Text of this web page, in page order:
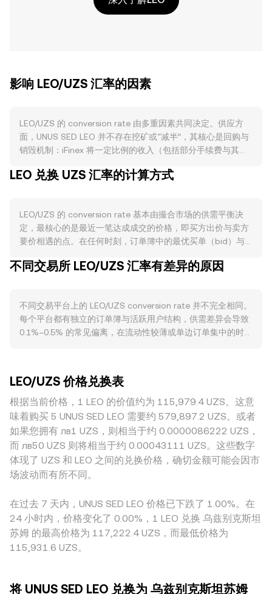
影响 LEO/UZS 汇率的因素
LEO/UZS 的 conversion rate 由多重因素共同决定。供应方
面，UNUS SED LEO 并不存在挖矿或“减半”，其核心是回购与
销毁机制：iFinex 将一定比例的收入（包括部分手续费与其他
时期减少流通量；此外，历史上与特定事件相关的回收资金也
可用流动性的分布。需求方面，LEO 的主要用途集中在
Bitfinex 生态，例如持币可获得交易手续费折扣、借贷和衍生
品费用优惠、以及平台内特定活动与服务权限，这些用例的活
品类活动增加时，LEO 的实用性被放大，可能提高持有与使用
计价基准，若当地政策收紧、利率上行或本地流动性趋紧，名
义上可能压低以 UZS 计价的加密资产；反之，风险偏好回升
或 UZS 走弱会在名义层面抬升 LEO/UZS 报价。监管事件也会
与法币出入金规则的调整，都可能迅速改变本地和全球投资者
对 LEO 的可获得性与需求。技术层面，虽然 LEO 的衍生品市
场相对有限，但若存在永续合约，其资金费率波动、期权到期
集中日、做市商与大型地址的链上转移与场内挂单变化，都会
在短期内放大波动；加之 LEO 现货在个别平台的深度不及主流
币种，单笔大额成交与“鲸鱼”地址的净流入流出会更显著地影
响即时成交价，从而传导至 LEO/UZS 的 conversion rate。
LEO 兑换 UZS 汇率的计算方式
LEO/UZS 的 conversion rate 基本由撮合市场的供需平衡决
定，最核心的是最近一笔达成成交的价格，即买方出价与卖方
要价相遇的点。在任何时刻，订单簿中的最优买单（bid）与
price，等于最优买与最优卖的平均值）常被用作参考基准。若
Volume_i，通过给予高成交量市场更高的权重来反映更具代表
性的价格。针对直接换算，若给定 conversion rate，则可用
UZS Value = LEO Amount × rate 计算 LEO 兑换为 UZS 的名
（AMM）模型会以 x × y = k 的恒定乘积关系维持池内两种资
产的平衡，此时瞬时价格可近似理解为池中另一个资产对 LEO
的数量比（price = y/x），大额交易会沿曲线滑动，因而产生
更明显的价格影响。需要注意的是，LEO 的主要流动性仍集中
在少数中心化平台与特定交易对上，不同来源价格在聚合与换
算至 UZS 时会因深度、点差与路径不同而产生细微差异。
不同交易所 LEO/UZS 汇率有差异的原因
不同交易平台上的 LEO/UZS conversion rate 并不完全相同。
每个平台都有独立的订单簿与活跃用户结构，供需差异会导致
0.1%–0.5% 的常见偏离，在流动性较薄或单边订单集中的时
Bitfinex 生态高度相关的功能型代币，在哪些平台拥有更强的
持币与使用场景、以及是否提供与 Bitfinex 相关的费用优惠，
都会影响当地用户对 LEO 的定价与流动性偏好，从而推高或压
低局部报价。地域与监管差异同样重要：乌兹别克斯坦境内对
加密资产交易、法币出入金与牌照合规的不同执行强度，可能
造成以 UZS 计价的渠道成本差异，进而在本地平台上体现出
轻微溢价或折价。此外，许多场所并非直接撮合 LEO/UZS，而
是通过 LEO/USDT 与 USDT/UZS 的两段路径隐含报价，
价。跨平台套利为价格提供纠偏机制，但受限于出入金效率、
交易费率、转账确认时间与合规约束，套利并非即时且并不总
能完全抹平差异，因此不同交易所之间的 LEO/UZS
conversion rate 仍可能在短周期内保持可观察的价差。
LEO/UZS 价格兑换表
根据当前价格，1 LEO 的价值约为 115,979.4 UZS。这意
味着购买 5 UNUS SED LEO 需要约 579,897.2 UZS。或者
如果您拥有 лв1 UZS，则相当于约 0.0000086222 UZS，
而 лв50 UZS 则将相当于约 0.00043111 UZS。这些数字
体现了 UZS 和 LEO 之间的兑换价格，确切金额可能会因市
场波动而有所不同。
在过去 7 天内，UNUS SED LEO 价格已下跌了 1.00%。在
24 小时内，价格变化了 0.00%，1 LEO 兑换 乌兹别克斯坦
苏姆 的最高价格为 117,222.4 UZS，而最低价格为
115,931.6 UZS。
将 UNUS SED LEO 兑换为 乌兹别克斯坦苏姆